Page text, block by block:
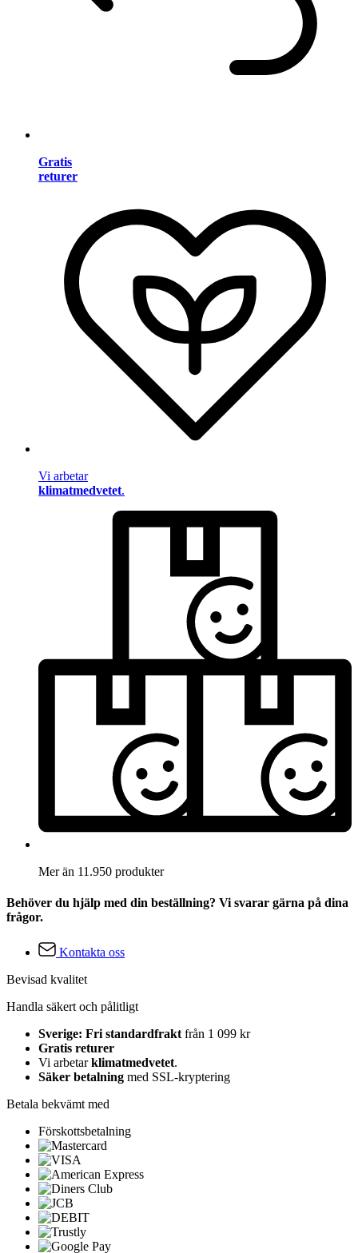
Gratis
returer
Vi arbetar
klimatmedvetet.
Mer än 11.950 produkter
Behöver du hjälp med din beställning? Vi svarar gärna på dina
frågor.
Kontakta oss
Bevisad kvalitet
Handla säkert och pålitligt
Sverige: Fri standardfrakt från 1 099 kr
Gratis returer
Vi arbetarklimatmedvetet.
Säker betalning med SSL-kryptering
Betala bekvämt med
Förskottsbetalning